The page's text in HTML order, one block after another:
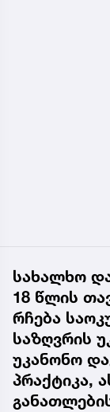
სახალხო
18 წლის
რჩება
საზღვრის
უკანონო
პრაქტიკა,